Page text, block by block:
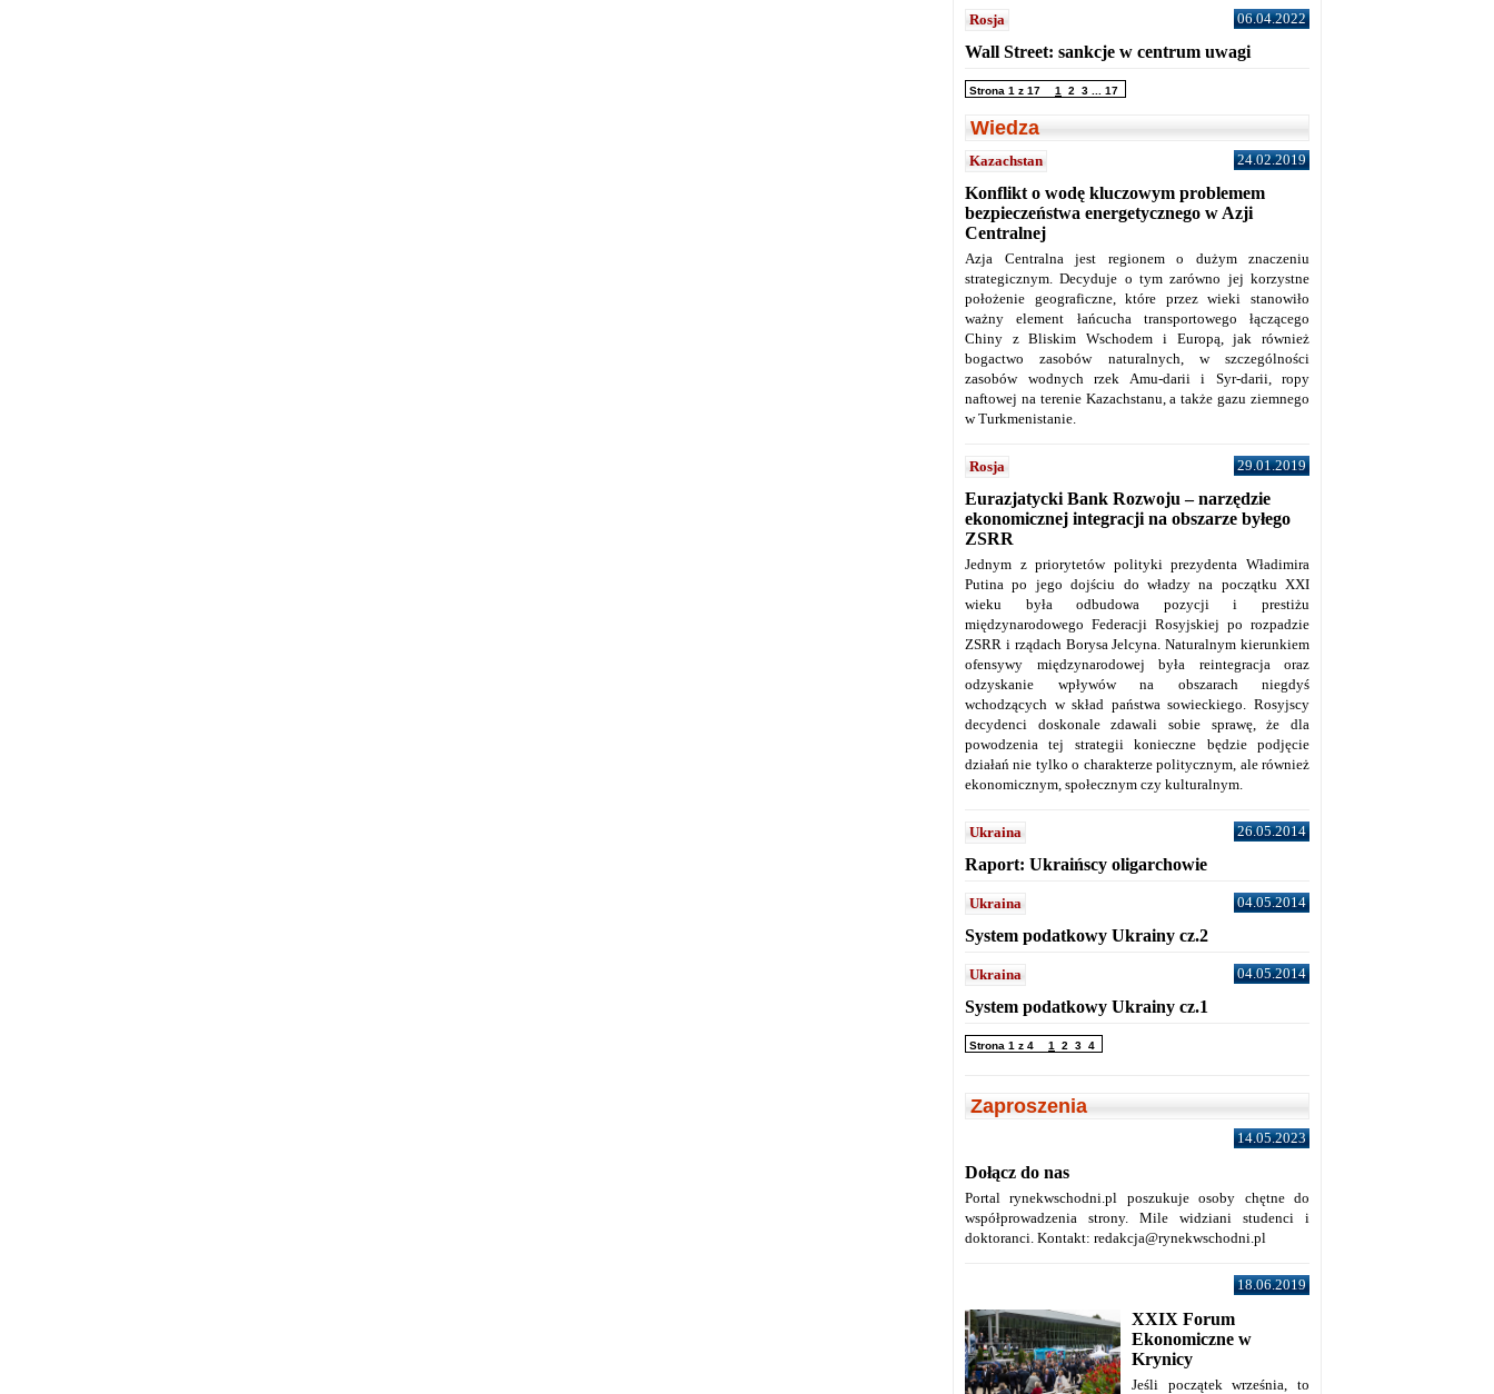
Rosja 06.04.2022
Wall Street: sankcje w centrum uwagi
Strona 1 z 17 1 2 3 17
Wiedza
Kazachstan 24.02.2019
Konflikt o wodę kluczowym problemem
bezpieczeństwa energetycznego w Azji
Centralnej
Azja Centralna jest regionem o dużym znaczeniu
strategicznym. Decyduje o tym zarówno jej korzystne
położenie geograficzne, które przez wieki stanowiło
ważny element łańcucha transportowego łączącego
Chiny z Bliskim Wschodem i Europą, jak również
bogactwo zasobów naturalnych, w szczególności
zasobów wodnych rzek Amu-darii i Syr-darii, ropy
naftowej na terenie Kazachstanu, a także gazu ziemnego
w Turkmenistanie.
Rosja 29.01.2019
Eurazjatycki Bank Rozwoju – narzędzie
ekonomicznej integracji na obszarze byłego
ZSRR
Jednym z priorytetów polityki prezydenta Władimira
Putina po jego dojściu do władzy na początku XXI
wieku była odbudowa pozycji i prestiżu
międzynarodowego Federacji Rosyjskiej po rozpadzie
ZSRR i rządach Borysa Jelcyna. Naturalnym kierunkiem
ofensywy międzynarodowej była reintegracja oraz
odzyskanie wpływów na obszarach niegdyś
wchodzących w skład państwa sowieckiego. Rosyjscy
decydenci doskonale zdawali sobie sprawę, że dla
powodzenia tej strategii konieczne będzie podjęcie
działań nie tylko o charakterze politycznym, ale również
ekonomicznym, społecznym czy kulturalnym.
Ukraina 26.05.2014
Raport: Ukraińscy oligarchowie
Ukraina 04.05.2014
System podatkowy Ukrainy cz.2
Ukraina 04.05.2014
System podatkowy Ukrainy cz.1
Strona 1 z 4 1 2 3 4
Zaproszenia
14.05.2023
Dołącz do nas
Portal rynekwschodni.pl poszukuje osoby chętne do
współprowadzenia strony. Mile widziani studenci i
doktoranci. Kontakt: redakcja@rynekwschodni.pl
18.06.2019
XXIX Forum
Ekonomiczne w
Krynicy
Jeśli początek września, to